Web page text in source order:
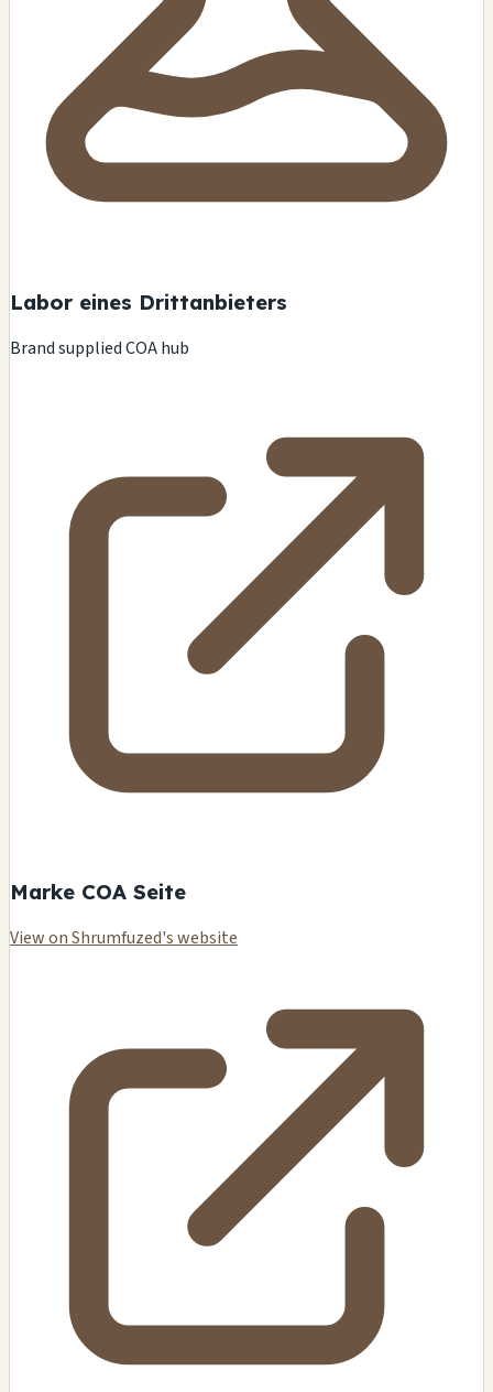
Labor eines Drittanbieters
Brand supplied COA hub
Marke COA Seite
View on Shrumfuzed's website